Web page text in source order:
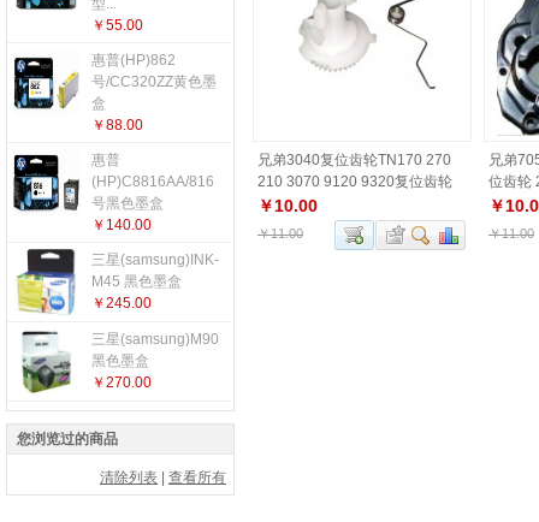
兄弟3040复位齿轮TN170 270
210 3070 9120 9320复位齿轮
复位器
￥10.00
￥11.00
兄弟
位齿轮
齿轮
￥
￥11.00
型...
￥55.00
惠普(HP)862
号/CC320ZZ黄色墨
盒
￥88.00
惠普
(HP)C8816AA/816
号黑色墨盒
￥140.00
三星(samsung)INK-
M45 黑色墨盒
￥245.00
三星(samsung)M90
黑色墨盒
￥270.00
您浏览过的商品
清除列表 查看所有